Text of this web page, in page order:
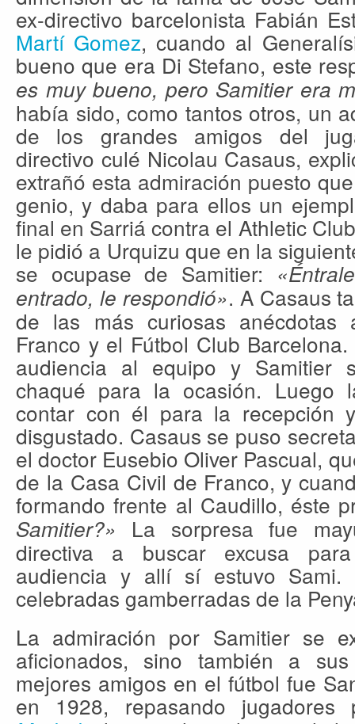
ex-directivo barcelonista Fabián
Martí Gomez, cuando al
bueno que era Di Stefano, este
es muy bueno, pero Samitier era
había sido, como tantos otros, un
de los grandes amigos del
directivo culé Nicolau Casaus,
extrañó esta admiración puesto
genio, y daba para ellos un
final en Sarriá contra el Athletic
le pidió a Urquizu que en la
se ocupase de Samitier:
entrado, le respondió». A Casaus
de las más curiosas anécdotas
Franco y el Fútbol Club
audiencia al equipo y Samitier
chaqué para la ocasión. Luego
contar con él para la recepción
disgustado. Casaus se puso
el doctor Eusebio Oliver Pascual,
de la Casa Civil de Franco, y
formando frente al Caudillo, éste
Samitier?» La sorpresa fue
directiva a buscar excusa
audiencia y allí sí estuvo
celebradas gamberradas de la
La admiración por Samitier se
aficionados, sino también a
mejores amigos en el fútbol fue
en 1928, repasando